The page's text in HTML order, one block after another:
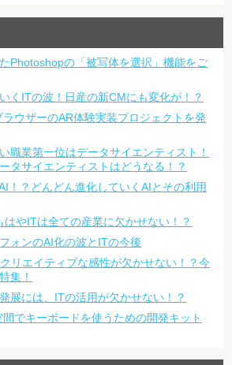
Photoshopの「被写体を選択」機能をご
くITの波！日産の新CMにも変化が！？
ウザーのAR体験実装プロジェクトを発
職業第一位はデータサイエンティスト！
タサイエンティストはどうなる！？
！？どんどん進化していくAIとその利用
はやITは全ての産業に欠かせない！？
ォンのAI化の波とITの今後
リエイティブな感性が欠かせない！？今
集！
展には、ITの活用が欠かせない！？
でキーボードを使うための開発キット